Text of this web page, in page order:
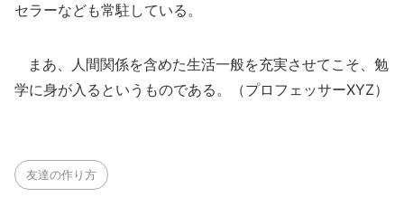
セラーなども常駐している。
まあ、人間関係を含めた生活一般を充実させてこそ、勉
学に身が入るというものである。（プロフェッサーXYZ）
友達の作り方